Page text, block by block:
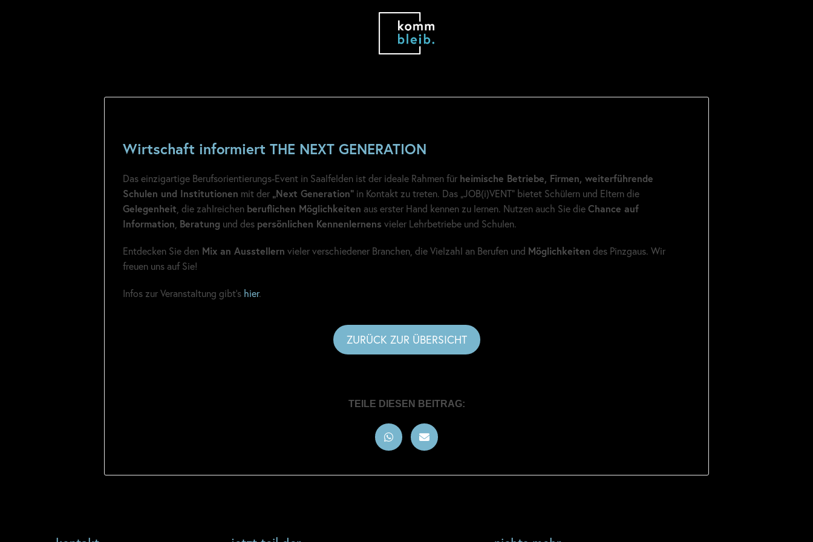
Wirtschaft informiert THE NEXT GENERATION
Das einzigartige Berufsorientierungs-Event in Saalfelden ist der ideale Rahmen für heimische Betriebe, Firmen, weiterführende
Schulen und Institutionen mit der „Next Generation“ in Kontakt zu treten. Das „JOB(i)VENT“ bietet Schülern und Eltern die
Gelegenheit , die zahlreichen beruflichen Möglichkeiten aus erster Hand kennen zu lernen. Nutzen auch Sie dieChance auf
Information Beratung und des persönlichen Kennenlernens vieler Lehrbetriebe und Schulen.
Entdecken Sie den Mix an Ausstellern vieler verschiedener Branchen, die Vielzahl an Berufen und Möglichkeiten des Pinzgaus. Wir
freuen uns auf Sie!
Infos zur Veranstaltung gibt’s hier.
ZURÜCK ZUR ÜBERSICHT
TEILE DIESEN BEITRAG: